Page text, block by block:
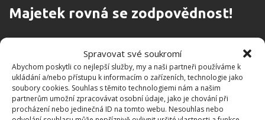
Spravovat své soukromí
Abychom poskytli co nejlepší služby, my a naši partneři používáme k
ukládání a/nebo přístupu k informacím o zařízeních, technologie jako
soubory cookies. Souhlas s těmito technologiemi nám a našim
partnerům umožní zpracovávat osobní údaje, jako je chování při
procházení nebo jedinečná ID na tomto webu. Nesouhlas nebo
Majetek rovná se zodpovědnost!
Pokud jste se stalivlastníkem nemovitosti,
neznamená to, že máte pouze majetek, ale i
zodpovědnost s ním spojenou. Zvažte tedy například
pojištění odpovědnosti, které vám může mimo jiné
pokrýt nákladyv případě, že se vám podaří